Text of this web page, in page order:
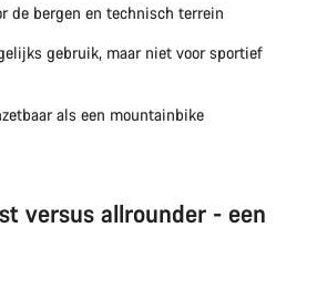
de bergen en technisch terrein
gebruik, maar niet voor sportief
als een mountainbike
versus allrounder - een